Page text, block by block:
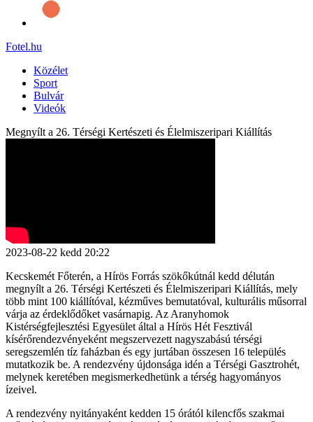
Fotel.hu
Közélet
Sport
Bulvár
Videók
Megnyílt a 26. Térségi Kertészeti és Élelmiszeripari Kiállítás
2023-08-22 kedd 20:22
Kecskemét Főterén, a Hírös Forrás szökőkútnál kedd délután
megnyílt a 26. Térségi Kertészeti és Élelmiszeripari Kiállítás, mely
több mint 100 kiállítóval, kézműves bemutatóval, kulturális műsorral
várja az érdeklődőket vasárnapig. Az Aranyhomok
Kistérségfejlesztési Egyesület által a Hírös Hét Fesztivál
kísérőrendezvényeként megszervezett nagyszabású térségi
seregszemlén tíz faházban és egy jurtában összesen 16 település
mutatkozik be. A rendezvény újdonsága idén a Térségi Gasztrohét,
melynek keretében megismerkedhetünk a térség hagyományos
ízeivel.
A rendezvény nyitányaként kedden 15 órától kilencfős szakmai